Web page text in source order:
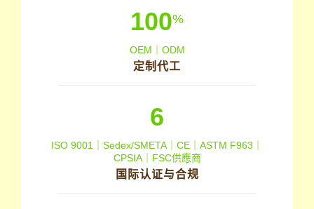
100%
OEM｜ODM
定制代工
6
ISO 9001｜Sedex/SMETA｜CE｜ASTM F963｜
CPSIA｜FSC供應商
国际认证与合规